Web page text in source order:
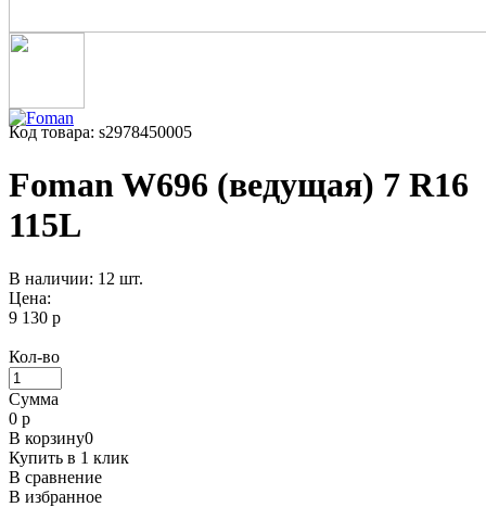
Код товара: s2978450005
Foman W696 (ведущая) 7 R16
115L
В наличии: 12 шт.
Цена:
9 130 р
Кол-во
Сумма
0 р
В корзину0
Купить в 1 клик
В сравнение
В избранное